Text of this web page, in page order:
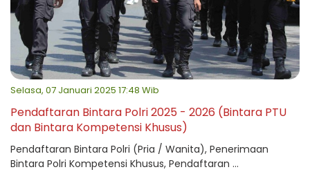
Selasa, 07 Januari 2025 17:48 Wib
Pendaftaran Bintara Polri 2025 - 2026 (Bintara PTU
dan Bintara Kompetensi Khusus)
Pendaftaran Bintara Polri (Pria / Wanita), Penerimaan
Bintara Polri Kompetensi Khusus, Pendaftaran ...